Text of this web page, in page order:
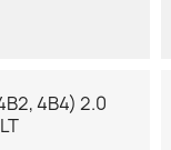
4B4) 2.0